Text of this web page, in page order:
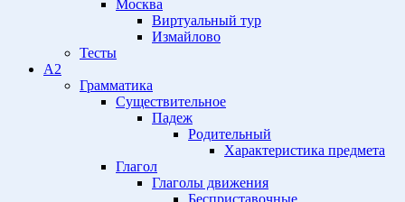
Москва
Виртуальный тур
Измайлово
Тесты
A2
Грамматика
Существительное
Падеж
Родительный
Характеристика предмета
Глагол
Глаголы движения
Бесприставочные